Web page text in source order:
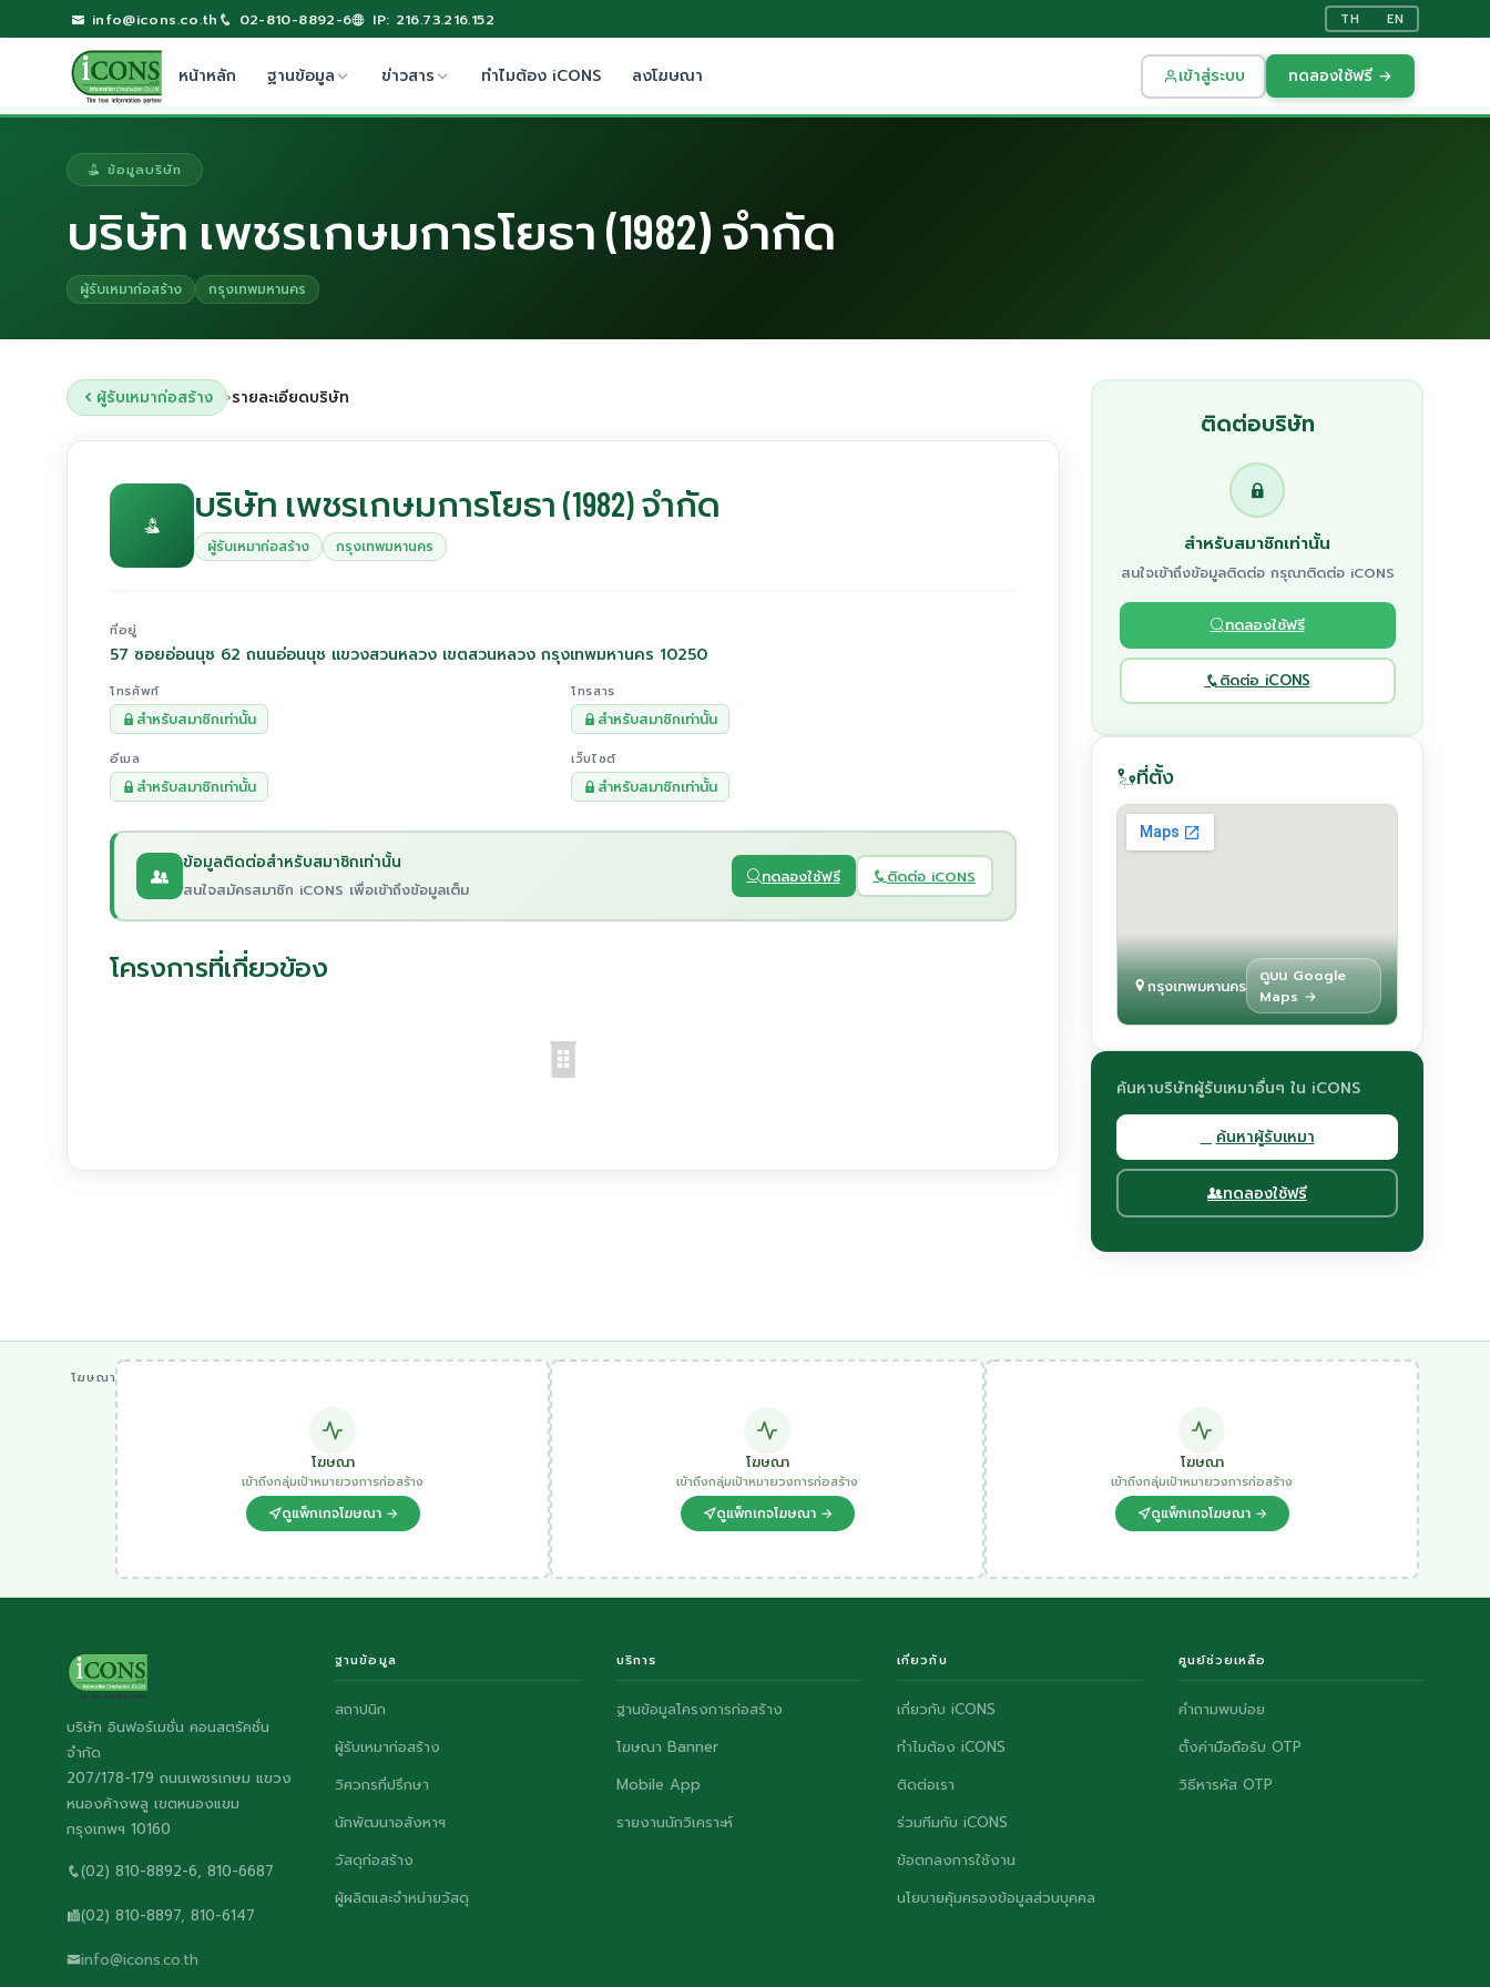
info@icons.co.th 02-810-8892-6 IP: 216.73.216.152 TH EN
หน้าหลัก ฐานข้อมูล ข่าวสาร ทำไมต้อง iCONS ลงโฆษณา เข้าสู่ระบบ ทดลองใช้ฟรี →
ข้อมูลบริษัท
บริษัท เพชรเกษมการโยธา (1982) จำกัด
ผู้รับเหมาก่อสร้าง กรุงเทพมหานคร
ผู้รับเหมาก่อสร้าง ›รายละเอียดบริษัท
บริษัท เพชรเกษมการโยธา (1982) จำกัด
ผู้รับเหมาก่อสร้าง กรุงเทพมหานคร
ที่อยู่
57 ซอยอ่อนนุช 62 ถนนอ่อนนุช แขวงสวนหลวง เขตสวนหลวง กรุงเทพมหานคร 10250
โทรศัพท์
สำหรับสมาชิกเท่านั้น
โทรสาร
สำหรับสมาชิกเท่านั้น
อีเมล
สำหรับสมาชิกเท่านั้น
เว็บไซต์
สำหรับสมาชิกเท่านั้น
ข้อมูลติดต่อสำหรับสมาชิกเท่านั้น
สนใจสมัครสมาชิก iCONS เพื่อเข้าถึงข้อมูลเต็ม
ทดลองใช้ฟรี ติดต่อ iCONS
โครงการที่เกี่ยวข้อง
ติดต่อบริษัท
สำหรับสมาชิกเท่านั้น
สนใจเข้าถึงข้อมูลติดต่อ กรุณาติดต่อ iCONS
ทดลองใช้ฟรี
ติดต่อ iCONS
ที่ตั้ง
กรุงเทพมหานคร
ดูบน Google
Maps →
ค้นหาบริษัทผู้รับเหมาอื่นๆ ใน iCONS
ค้นหาผู้รับเหมา
ทดลองใช้ฟรี
โฆษณา
โฆษณา
เข้าถึงกลุ่มเป้าหมายวงการก่อสร้าง
ดูแพ็กเกจโฆษณา →
โฆษณา
เข้าถึงกลุ่มเป้าหมายวงการก่อสร้าง
ดูแพ็กเกจโฆษณา →
โฆษณา
เข้าถึงกลุ่มเป้าหมายวงการก่อสร้าง
ดูแพ็กเกจโฆษณา →
บริษัท อินฟอร์เมชั่น คอนสตรัคชั่น
จำกัด
207/178-179 ถนนเพชรเกษม แขวง
หนองค้างพลู เขตหนองแขม
กรุงเทพฯ 10160
(02) 810-8892-6, 810-6687
(02) 810-8897, 810-6147
info@icons.co.th
ฐานข้อมูล
สถาปนิก
ผู้รับเหมาก่อสร้าง
วิศวกรที่ปรึกษา
นักพัฒนาอสังหาฯ
วัสดุก่อสร้าง
ผู้ผลิตและจำหน่ายวัสดุ
บริการ
ฐานข้อมูลโครงการก่อสร้าง
โฆษณา Banner
Mobile App
รายงานนักวิเคราะห์
เกี่ยวกับ
เกี่ยวกับ iCONS
ทำไมต้อง iCONS
ติดต่อเรา
ร่วมทีมกับ iCONS
ข้อตกลงการใช้งาน
นโยบายคุ้มครองข้อมูลส่วนบุคคล
ศูนย์ช่วยเหลือ
คำถามพบบ่อย
ตั้งค่ามือถือรับ OTP
วิธีหารหัส OTP